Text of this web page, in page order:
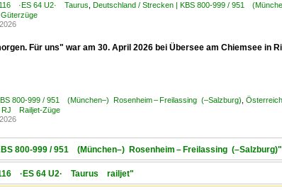
·ES 64 U2· Taurus Deutschland / Strecken | KBS 800-999 / 951
Für uns" war am 30. April 2026 bei Übersee am Chiemsee in
800-999 / 951 (München–) Rosenheim – Freilassing (–Salzburg)
RJ Railjet-Züge
800-999 / 951 (München–) Rosenheim – Freilassing (–Salzburg)"
·ES 64 U2· Taurus railjet"